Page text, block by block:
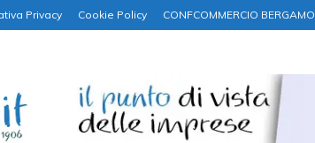
Privacy Cookie Policy CONFCOMMERCIO BERGAMO